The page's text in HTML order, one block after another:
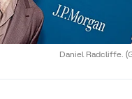
Daniel Radcliffe.